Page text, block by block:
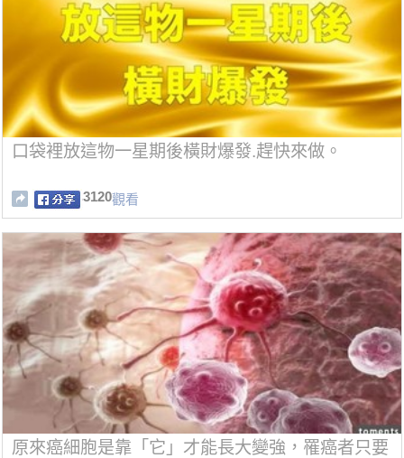
口袋裡放這物一星期後橫財爆發.趕快來做。
3120觀看
原來癌細胞是靠「它」才能長大變強，罹癌者只要